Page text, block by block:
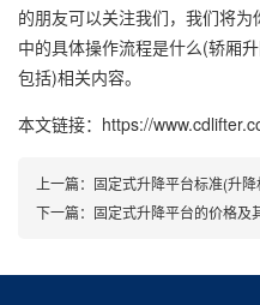
的朋友可以关注我们，我们将
中的具体操作流程是什么(轿厢
包括)相关内容。
本文链接：https://
上一篇： 固定式升降平台标准(升
下一篇： 固定式升降平台的价格及其型号有